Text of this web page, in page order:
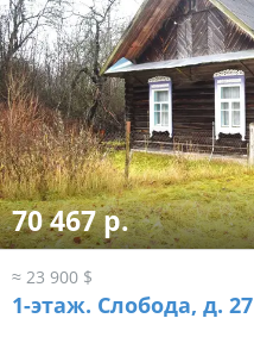
70 467 р.
≈ 23 900 $
1-этаж. Слобода, д. 27